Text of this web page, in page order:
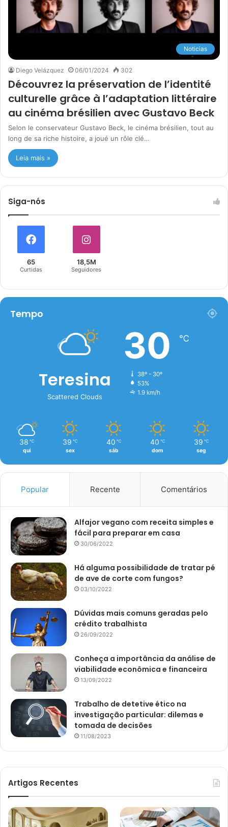
Noticias
Diego Velázquez 06/01/2024 302
Découvrez la préservation de l’identité
culturelle grâce à l’adaptation littéraire
au cinéma brésilien avec Gustavo Beck
Selon le conservateur Gustavo Beck, le cinéma brésilien, tout au
long de sa riche histoire, a joué un rôle clé…
Leia mais »
Siga-nós
65
Curtidas
18,5M
Seguidores
Tempo
Teresina
Scattered Clouds
30 ℃
38º - 30º
53%
1.9 km/h
38 ℃
qui
39 ℃
sex
40 ℃
sáb
40 ℃
dom
39 ℃
seg
Popular Recente Comentários
Alfajor vegano com receita simples e
fácil para preparar em casa
30/06/2022
Há alguma possibilidade de tratar pé
de ave de corte com fungos?
03/10/2022
Dúvidas mais comuns geradas pelo
crédito trabalhista
26/09/2022
Conheça a importância da análise de
viabilidade econômica e financeira
13/09/2022
Trabalho de detetive ético na
investigação particular: dilemas e
tomada de decisões
11/08/2023
Artigos Recentes